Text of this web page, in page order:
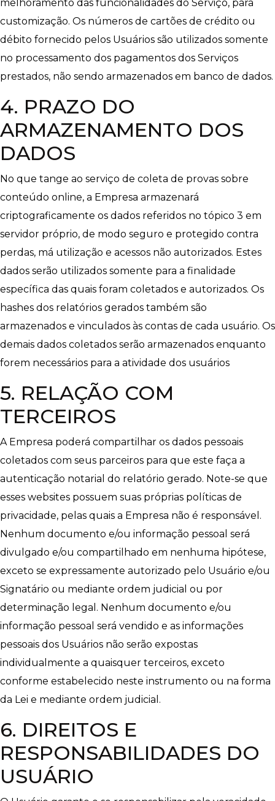
melhoramento das funcionalidades do Serviço, para
customização. Os números de cartões de crédito ou
débito fornecido pelos Usuários são utilizados somente
no processamento dos pagamentos dos Serviços
prestados, não sendo armazenados em banco de dados.
4. PRAZO DO
ARMAZENAMENTO DOS
DADOS
No que tange ao serviço de coleta de provas sobre
conteúdo online, a Empresa armazenará
criptograficamente os dados referidos no tópico 3 em
servidor próprio, de modo seguro e protegido contra
perdas, má utilização e acessos não autorizados. Estes
dados serão utilizados somente para a finalidade
específica das quais foram coletados e autorizados. Os
hashes dos relatórios gerados também são
armazenados e vinculados às contas de cada usuário. Os
demais dados coletados serão armazenados enquanto
forem necessários para a atividade dos usuários
5. RELAÇÃO COM
TERCEIROS
A Empresa poderá compartilhar os dados pessoais
coletados com seus parceiros para que este faça a
autenticação notarial do relatório gerado. Note-se que
esses websites possuem suas próprias políticas de
privacidade, pelas quais a Empresa não é responsável.
Nenhum documento e/ou informação pessoal será
divulgado e/ou compartilhado em nenhuma hipótese,
exceto se expressamente autorizado pelo Usuário e/ou
Signatário ou mediante ordem judicial ou por
determinação legal. Nenhum documento e/ou
informação pessoal será vendido e as informações
pessoais dos Usuários não serão expostas
individualmente a quaisquer terceiros, exceto
conforme estabelecido neste instrumento ou na forma
da Lei e mediante ordem judicial.
6. DIREITOS E
RESPONSABILIDADES DO
USUÁRIO